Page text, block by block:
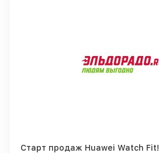
Старт продаж Huawei Watch Fit!